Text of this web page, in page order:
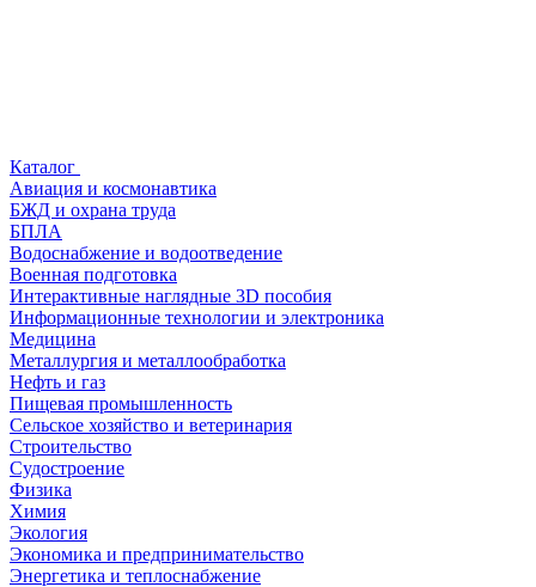
Каталог
Авиация и космонавтика
БЖД и охрана труда
БПЛА
Водоснабжение и водоотведение
Военная подготовка
Интерактивные наглядные 3D пособия
Информационные технологии и электроника
Медицина
Металлургия и металлообработка
Нефть и газ
Пищевая промышленность
Сельское хозяйство и ветеринария
Строительство
Судостроение
Физика
Химия
Экология
Экономика и предпринимательство
Энергетика и теплоснабжение